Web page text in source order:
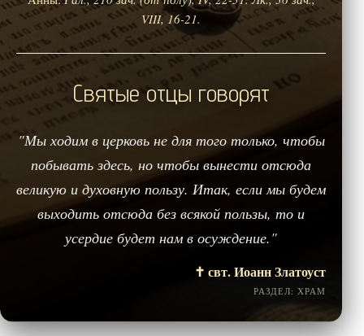
VIII, 16-21.
Святые отцы говорят
"Мы ходим в церковь не для того только, чтобы
побывать здесь, но чтобы вынести отсюда
великую и духовную пользу. Итак, если мы будем
выходить отсюда без всякой пользы, то и
усердие будет нам в осуждение."
✝️ свт. Иоанн Златоуст
РАЗДЕЛ: ХРАМ